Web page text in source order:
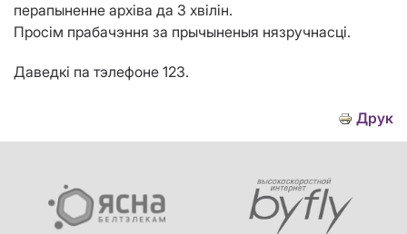
перапыненне архiва да 3 хвілін.
Просім прабачэння за прычыненыя нязручнасці.
Даведкі па тэлефоне 123.
Друк